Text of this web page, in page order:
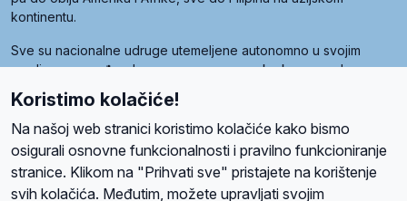
kontinentu.
Sve su nacionalne udruge utemeljene autonomno u svojim
zemljama, a međusobna su povezane preko krovne udruge
pod nazivom Svjetska obitelj Radio Marije (World Family of
Radio Maria). Svjetsku obitelj utemeljilo je sedam članica, među
kojima je i hrvatska Udruga Radio Marija.
Koristimo kolačiće!
Na našoj web stranici koristimo kolačiće kako bismo
osigurali osnovne funkcionalnosti i pravilno funkcioniranje
stranice. Klikom na "Prihvati sve" pristajete na korištenje
svih kolačića. Međutim, možete upravljati svojim